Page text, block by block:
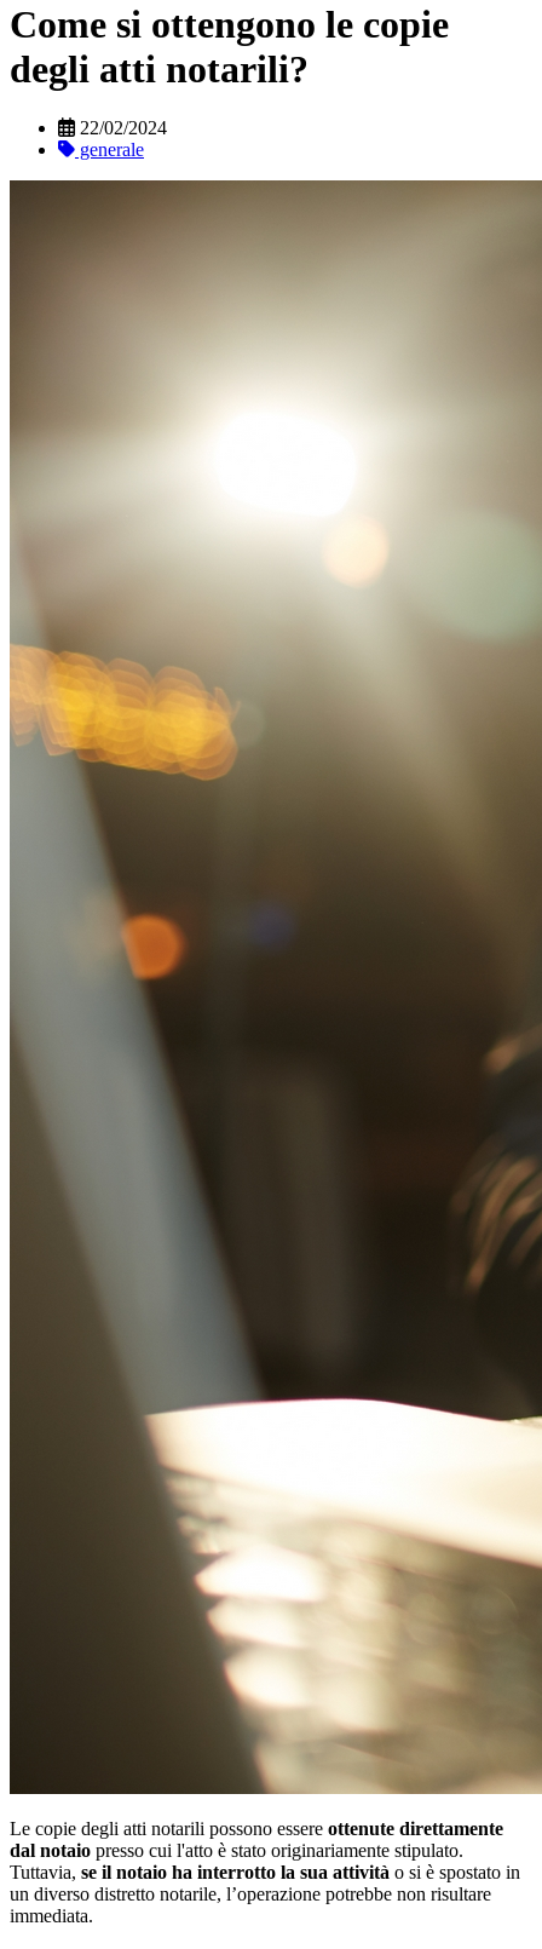
Come si ottengono le copie
degli atti notarili?
22/02/2024
generale
Le copie degli atti notarili possono essere ottenute direttamente
dal notaio presso cui l'atto è stato originariamente stipulato.
Tuttavia, se il notaio ha interrotto la sua attività o si è spostato in
un diverso distretto notarile, l’operazione potrebbe non risultare
immediata.